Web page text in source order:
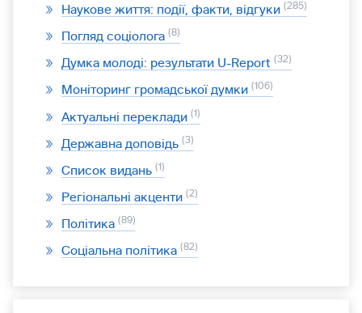
Наукове життя: події, факти, відгуки 285
Погляд соціолога 8
Думка молоді: результати U-Report 32
Моніторинг громадської думки 106
Актуальні переклади 1
Державна доповідь 3
Список видань 1
Регіональні акценти 2
Політика 89
Соціальна політика 82